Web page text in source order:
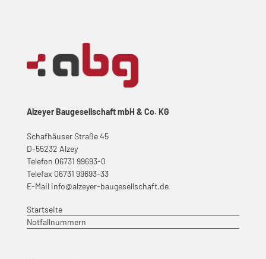
Alzeyer Baugesellschaft mbH & Co. KG
Schafhäuser Straße 45
D-55232 Alzey
Telefon 06731 99693-0
Telefax 06731 99693-33
E-Mail info@alzeyer-baugesellschaft.de
Startseite
Notfallnummern